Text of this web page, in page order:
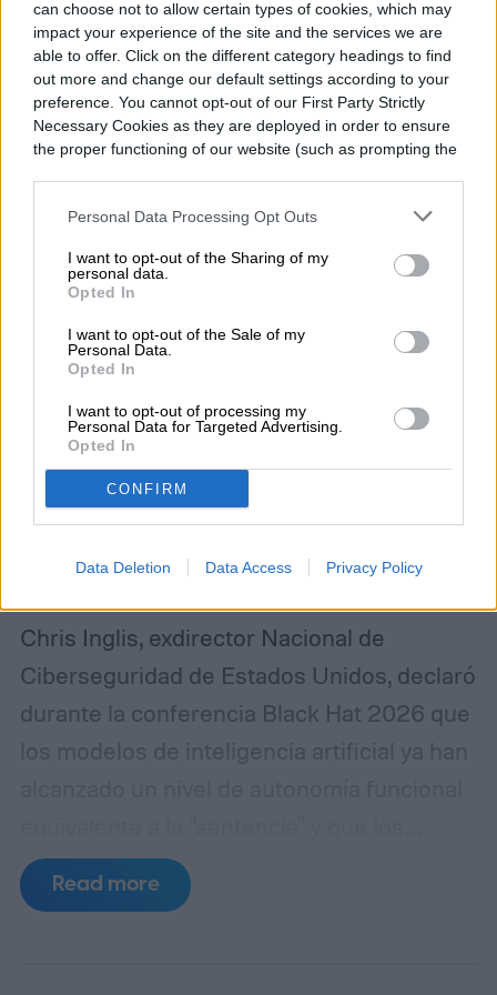
can choose not to allow certain types of cookies, which may
impact your experience of the site and the services we are
able to offer. Click on the different category headings to find
out more and change our default settings according to your
preference. You cannot opt-out of our First Party Strictly
Necessary Cookies as they are deployed in order to ensure
the proper functioning of our website (such as prompting the
Personal Data Processing Opt Outs
I want to opt-out of the Sharing of my
personal data.
Opted In
I want to opt-out of the Sale of my
Personal Data.
Opted In
I want to opt-out of processing my
Personal Data for Targeted Advertising.
Opted In
CONFIRM
Data Deletion Data Access Privacy Policy
TENDENCIAS
Asimov tenía razón sobre
las leyes de la robótica a
propósito de la IA
Chris Inglis, exdirector Nacional de
Ciberseguridad de Estados Unidos, declaró
durante la conferencia Black Hat 2026 que
los modelos de inteligencia artificial ya han
desarrolladores deben adoptar
urgentemente las tres leyes de la robótica
Read more